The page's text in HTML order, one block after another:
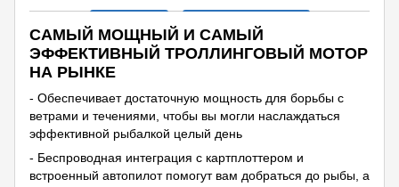
САМЫЙ МОЩНЫЙ И САМЫЙ
ЭФФЕКТИВНЫЙ ТРОЛЛИНГОВЫЙ МОТОР
НА РЫНКЕ
- Обеспечивает достаточную мощность для борьбы с
ветрами и течениями, чтобы вы могли наслаждаться
эффективной рыбалкой целый день
- Беспроводная интеграция с картплоттером и
встроенный автопилот помогут вам добраться до рыбы, а